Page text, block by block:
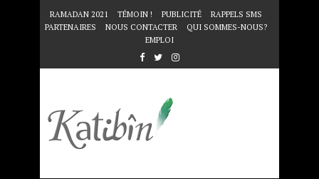
RAMADAN 2021 TÉMOIN ! PUBLICITÉ
RAPPELS SMS
PARTENAIRES
NOUS CONTACTER
QUI SOMMES-NOUS?
EMPLOI